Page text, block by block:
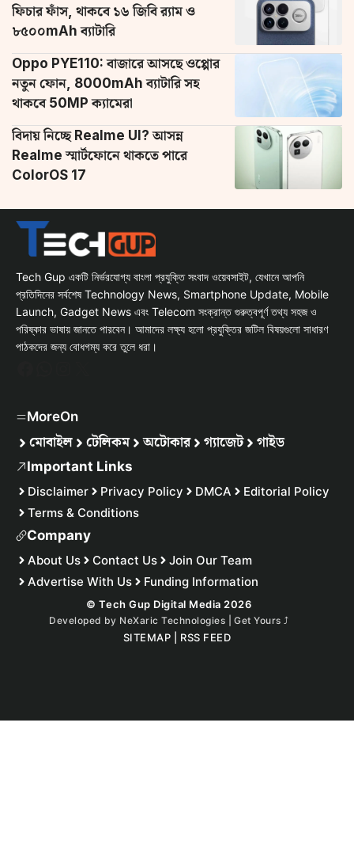
ফিচার ফাঁস, থাকবে ১৬ জিবি র‌্যাম ও
৮৫০০mAh ব্যাটারি
Oppo PYE110: বাজারে আসছে ওপ্পোর
নতুন ফোন, 8000mAh ব্যাটারি সহ
থাকবে 50MP ক্যামেরা
বিদায় নিচ্ছে Realme UI? আসন্ন
Realme স্মার্টফোনে থাকতে পারে
ColorOS 17
Tech Gup একটি নির্ভরযোগ্য বাংলা প্রযুক্তি সংবাদ ওয়েবসাইট, যেখানে আপনি
প্রতিদিনের সর্বশেষ Technology News, Smartphone Update, Mobile
Launch, Gadget News এবং Telecom সংক্রান্ত গুরুত্বপূর্ণ তথ্য সহজ ও
পরিষ্কার ভাষায় জানতে পারবেন। আমাদের লক্ষ্য হলো প্রযুক্তির জটিল বিষয়গুলো সাধারণ
পাঠকদের জন্য বোধগম্য করে তুলে ধরা।
MoreOn
মোবাইল টেলিকম অটোকার গ্যাজেট গাইড
Important Links
Disclaimer Privacy Policy DMCA
Editorial Policy
Terms & Conditions
Company
About Us Contact Us
Join Our Team
Advertise With Us
Funding Information
© Tech Gup Digital Media 2026
Developed by NeXaric Technologies | Get Yours ⤴︎
SITEMAP RSS FEED